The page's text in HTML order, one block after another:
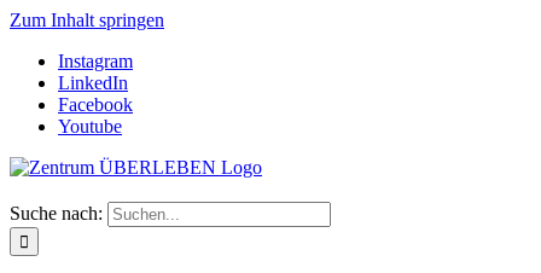
Zum Inhalt springen
Instagram
LinkedIn
Facebook
Youtube
Suche nach: